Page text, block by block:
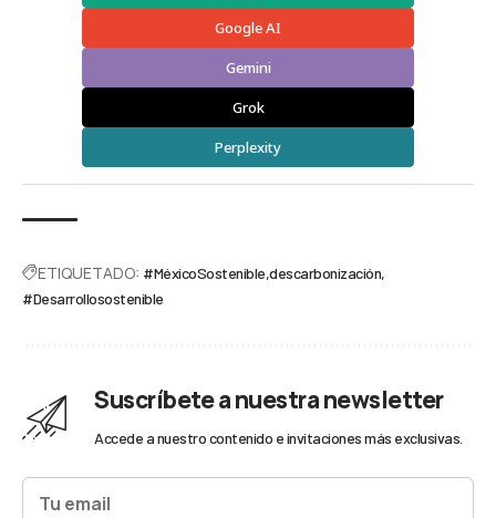
Google AI
Gemini
Grok
Perplexity
ETIQUETADO: #MéxicoSostenible descarbonización
#Desarrollosostenible
Suscríbete a nuestra newsletter
Accede a nuestro contenido e invitaciones más exclusivas.